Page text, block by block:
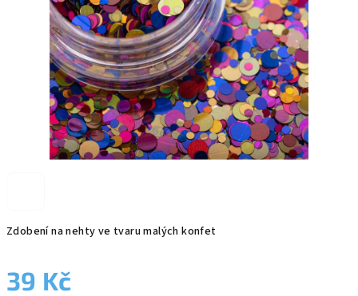
Zdobení na nehty ve tvaru malých konfet
39 Kč